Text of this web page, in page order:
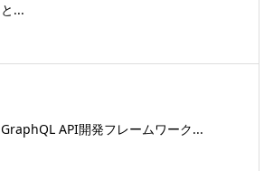
と...
GraphQL API開発フレームワーク...